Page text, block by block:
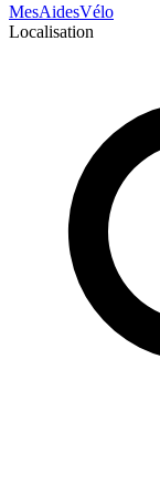
MesAidesVélo
Localisation